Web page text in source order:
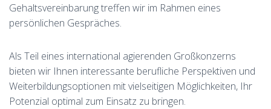
Gehaltsvereinbarung treffen wir im Rahmen eines
persönlichen Gespräches.
Als Teil eines international agierenden Großkonzerns
bieten wir Ihnen interessante berufliche Perspektiven und
Weiterbildungsoptionen mit vielseitigen Möglichkeiten, Ihr
Potenzial optimal zum Einsatz zu bringen.